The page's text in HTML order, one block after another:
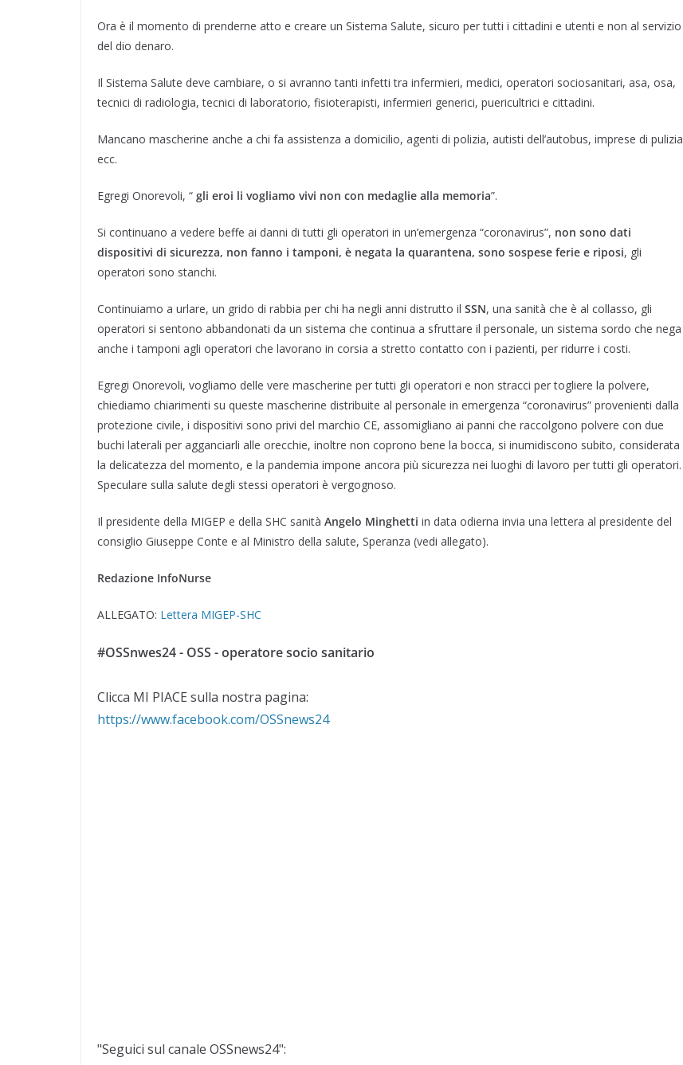
Ora è il momento di prenderne atto e creare un Sistema Salute, sicuro per tutti i cittadini e utenti e non al servizio
del dio denaro.
Il Sistema Salute deve cambiare, o si avranno tanti infetti tra infermieri, medici, operatori sociosanitari, asa, osa,
tecnici di radiologia, tecnici di laboratorio, fisioterapisti, infermieri generici, puericultrici e cittadini.
Mancano mascherine anche a chi fa assistenza a domicilio, agenti di polizia, autisti dell’autobus, imprese di pulizia
ecc.
Egregi Onorevoli, “ gli eroi li vogliamo vivi non con medaglie alla memoria”.
Si continuano a vedere beffe ai danni di tutti gli operatori in un’emergenza “coronavirus”, non sono dati
dispositivi di sicurezza, non fanno i tamponi, è negata la quarantena, sono sospese ferie e riposi, gli
operatori sono stanchi.
Continuiamo a urlare, un grido di rabbia per chi ha negli anni distrutto il SSN, una sanità che è al collasso, gli
operatori si sentono abbandonati da un sistema che continua a sfruttare il personale, un sistema sordo che nega
anche i tamponi agli operatori che lavorano in corsia a stretto contatto con i pazienti, per ridurre i costi.
Egregi Onorevoli, vogliamo delle vere mascherine per tutti gli operatori e non stracci per togliere la polvere,
chiediamo chiarimenti su queste mascherine distribuite al personale in emergenza “coronavirus” provenienti dalla
protezione civile, i dispositivi sono privi del marchio CE, assomigliano ai panni che raccolgono polvere con due
buchi laterali per agganciarli alle orecchie, inoltre non coprono bene la bocca, si inumidiscono subito, considerata
la delicatezza del momento, e la pandemia impone ancora più sicurezza nei luoghi di lavoro per tutti gli operatori.
Speculare sulla salute degli stessi operatori è vergognoso.
Il presidente della MIGEP e della SHC sanità Angelo Minghetti in data odierna invia una lettera al presidente del
consiglio Giuseppe Conte e al Ministro della salute, Speranza (vedi allegato).
Redazione InfoNurse
ALLEGATO: Lettera MIGEP-SHC
#OSSnwes24 - OSS - operatore socio sanitario
Clicca MI PIACE sulla nostra pagina:
https://www.facebook.com/OSSnews24
"Seguici sul canale OSSnews24":